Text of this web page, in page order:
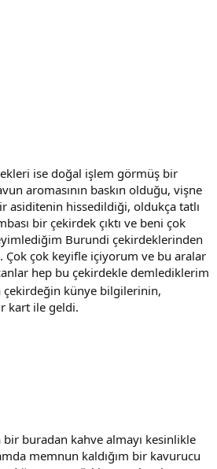
ise doğal işlem görmüş bir
aromasının baskın olduğu, vişne
asiditenin hissedildiği, oldukça tatlı
bir çekirdek çıktı ve beni çok
Burundi çekirdeklerinden
Çok çok keyifle içiyorum ve bu aralar
hep bu çekirdekle demlediklerim
çekirdeğin künye bilgilerinin,
kart ile geldi.
buradan kahve almayı kesinlikle
memnun kaldığım bir kavurucu